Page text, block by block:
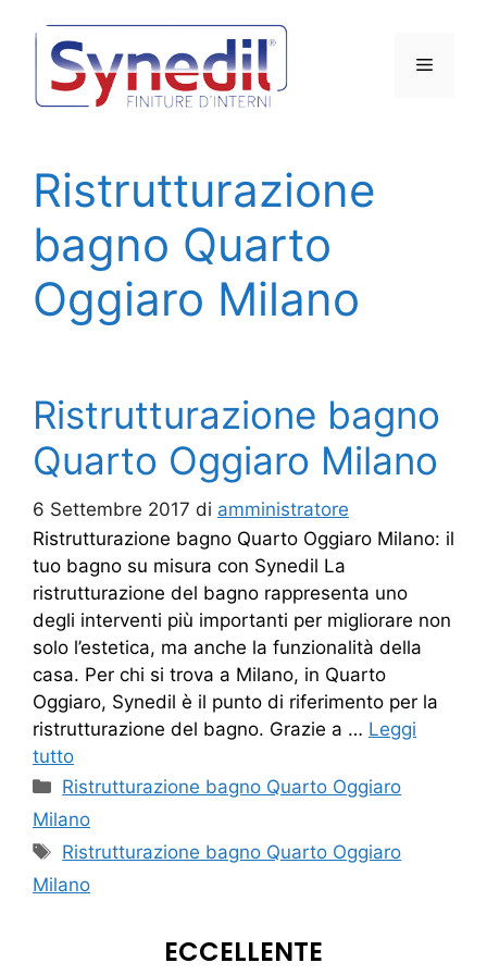
contenuto
Menu
Ristrutturazione
bagno Quarto
Oggiaro Milano
Ristrutturazione bagno
Quarto Oggiaro Milano
6 Settembre 2017 di amministratore
Ristrutturazione bagno Quarto Oggiaro Milano: il
tuo bagno su misura con Synedil La
ristrutturazione del bagno rappresenta uno
degli interventi più importanti per migliorare non
solo l’estetica, ma anche la funzionalità della
casa. Per chi si trova a Milano, in Quarto
Oggiaro, Synedil è il punto di riferimento per la
ristrutturazione del bagno. Grazie a … Leggi
tutto
Categorie
Ristrutturazione bagno Quarto Oggiaro
Milano
Tag
Ristrutturazione bagno Quarto Oggiaro
Milano
ECCELLENTE